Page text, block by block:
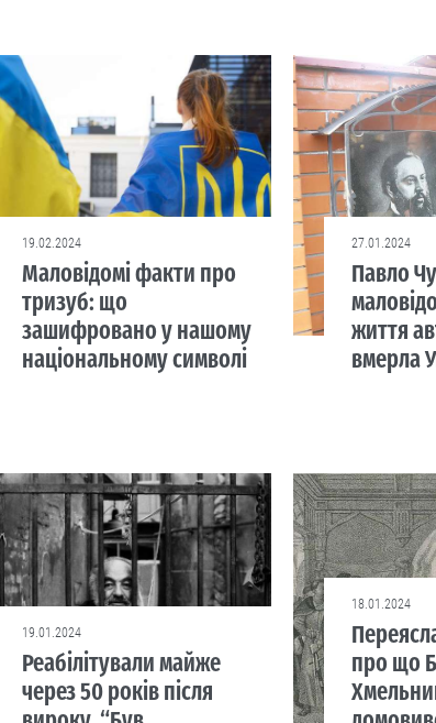
19.02.2024
Маловідомі факти про
тризуб: що
зашифровано у нашому
національному символі
27.01.2024
Павло
життя
вмерла
19.01.2024
Реабілітували майже
через 50 років після
18.01.2024
про що